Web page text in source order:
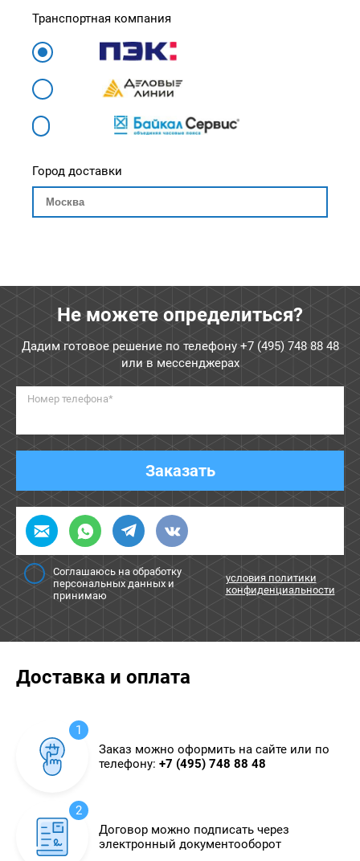
Транспортная компания
Город доставки
Не можете определиться?
Дадим готовое решение по телефону +7 (495) 748 88 48
или в мессенджерах
Номер телефона*
Заказать
Соглашаюсь на обработку
персональных данных и
принимаю
условия политики
конфиденциальности
Доставка и оплата
1
Заказ можно оформить на сайте или по
телефону: +7 (495) 748 88 48
2
Договор можно подписать через
электронный документооборот